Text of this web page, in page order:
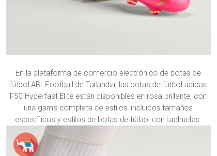
En la plataforma de comercio electrónico de botas de
fútbol ARI Football de Tailandia, las botas de fútbol adidas
F50 Hyperfast Elite están disponibles en rosa brillante, con
una gama completa de estilos, incluidos tamaños
específicos y estilos de botas de fútbol con tachuelas.